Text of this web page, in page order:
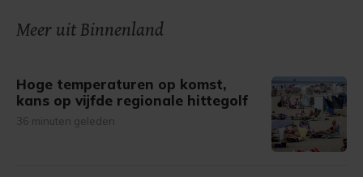
gemaakte keuze altijd wijzigen of intrekken.
Meer uit Binnenland
Hoge temperaturen op komst,
kans op vijfde regionale hittegolf
36 minuten geleden